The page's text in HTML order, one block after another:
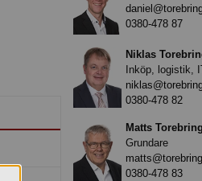
0380-478 87
Niklas
Inköp, logistik,
0380-478 82
Matts Torebring
Grundare
0380-478 83